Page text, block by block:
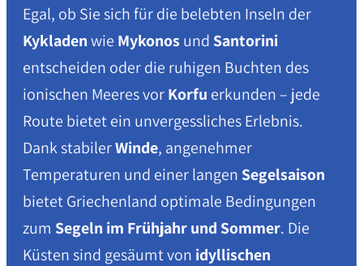
Egal, ob Sie sich für die belebten Inseln der
Kykladenwie Mykonosund Santorini
entscheiden oder die ruhigen Buchten des
ionischen Meeres vorKorfu erkunden – jede
Route bietet ein unvergessliches Erlebnis.
Dank stabilerWinde, angenehmer
Temperaturen und einer langen Segelsaison
bietet Griechenland optimale Bedingungen
zum Segeln im Frühjahr und Sommer. Die
Küsten sind gesäumt von idyllischen